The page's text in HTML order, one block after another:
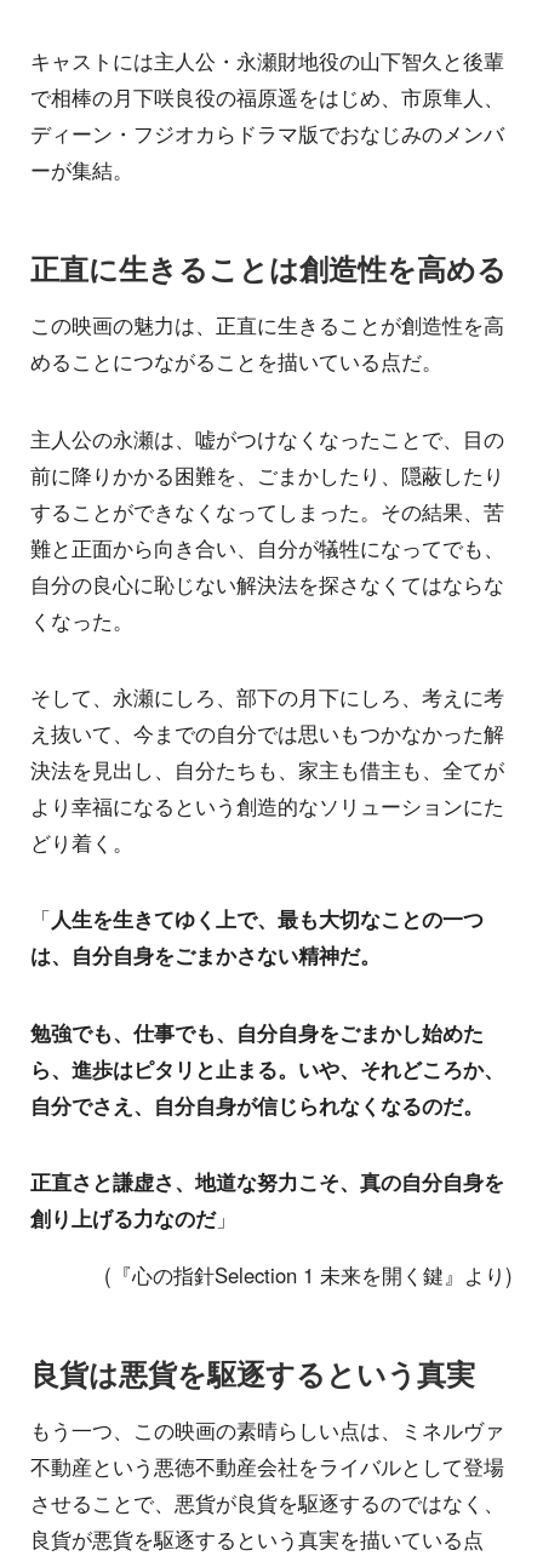
キャストには主人公・永瀬財地役の山下智久と後輩
で相棒の月下咲良役の福原遥をはじめ、市原隼人、
ディーン・フジオカらドラマ版でおなじみのメンバ
ーが集結。
正直に生きることは創造性を高める
この映画の魅力は、正直に生きることが創造性を高
めることにつながることを描いている点だ。
主人公の永瀬は、嘘がつけなくなったことで、目の
前に降りかかる困難を、ごまかしたり、隠蔽したり
することができなくなってしまった。その結果、苦
難と正面から向き合い、自分が犠牲になってでも、
自分の良心に恥じない解決法を探さなくてはならな
くなった。
そして、永瀬にしろ、部下の月下にしろ、考えに考
え抜いて、今までの自分では思いもつかなかった解
決法を見出し、自分たちも、家主も借主も、全てが
より幸福になるという創造的なソリューションにた
どり着く。
「人生を生きてゆく上で、最も大切なことの一つ
は、自分自身をごまかさない精神だ。
勉強でも、仕事でも、自分自身をごまかし始めた
ら、進歩はピタリと止まる。いや、それどころか、
自分でさえ、自分自身が信じられなくなるのだ。
正直さと謙虚さ、地道な努力こそ、真の自分自身を
創り上げる力なのだ」
(『心の指針Selection 1 未来を開く鍵』より)
良貨は悪貨を駆逐するという真実
もう一つ、この映画の素晴らしい点は、ミネルヴァ
不動産という悪徳不動産会社をライバルとして登場
させることで、悪貨が良貨を駆逐するのではなく、
良貨が悪貨を駆逐するという真実を描いている点